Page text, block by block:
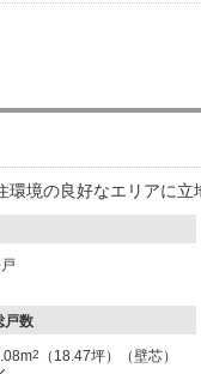
境の良好なエリアに立
戸数
2
（18.47坪）（壁芯）